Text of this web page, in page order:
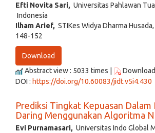
Efti Novita Sari, Universitas Pahlawan
Indonesia
Ilham Arief, STIKes Widya Dharma
148-152
Download
Abstract view : 5033 times |
DOI : https://doi.org/10.60083/jidt.v5i4.430
Prediksi Tingkat Kepuasan Dalam
Daring Menggunakan Algoritma
Evi Purnamasari, Universitas Indo Global